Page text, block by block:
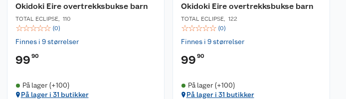
Okidoki Eire overtrekksbukse barn
TOTAL ECLIPSE, 110
☆☆☆☆☆ (0)
Finnes i 9 størrelser
99 90
På lager (+100)
På lager i 31 butikker
Okidoki Eire overtrekksbukse barn
TOTAL ECLIPSE, 122
☆☆☆☆☆ (0)
Finnes i 9 størrelser
99 90
På lager (+100)
På lager i 31 butikker